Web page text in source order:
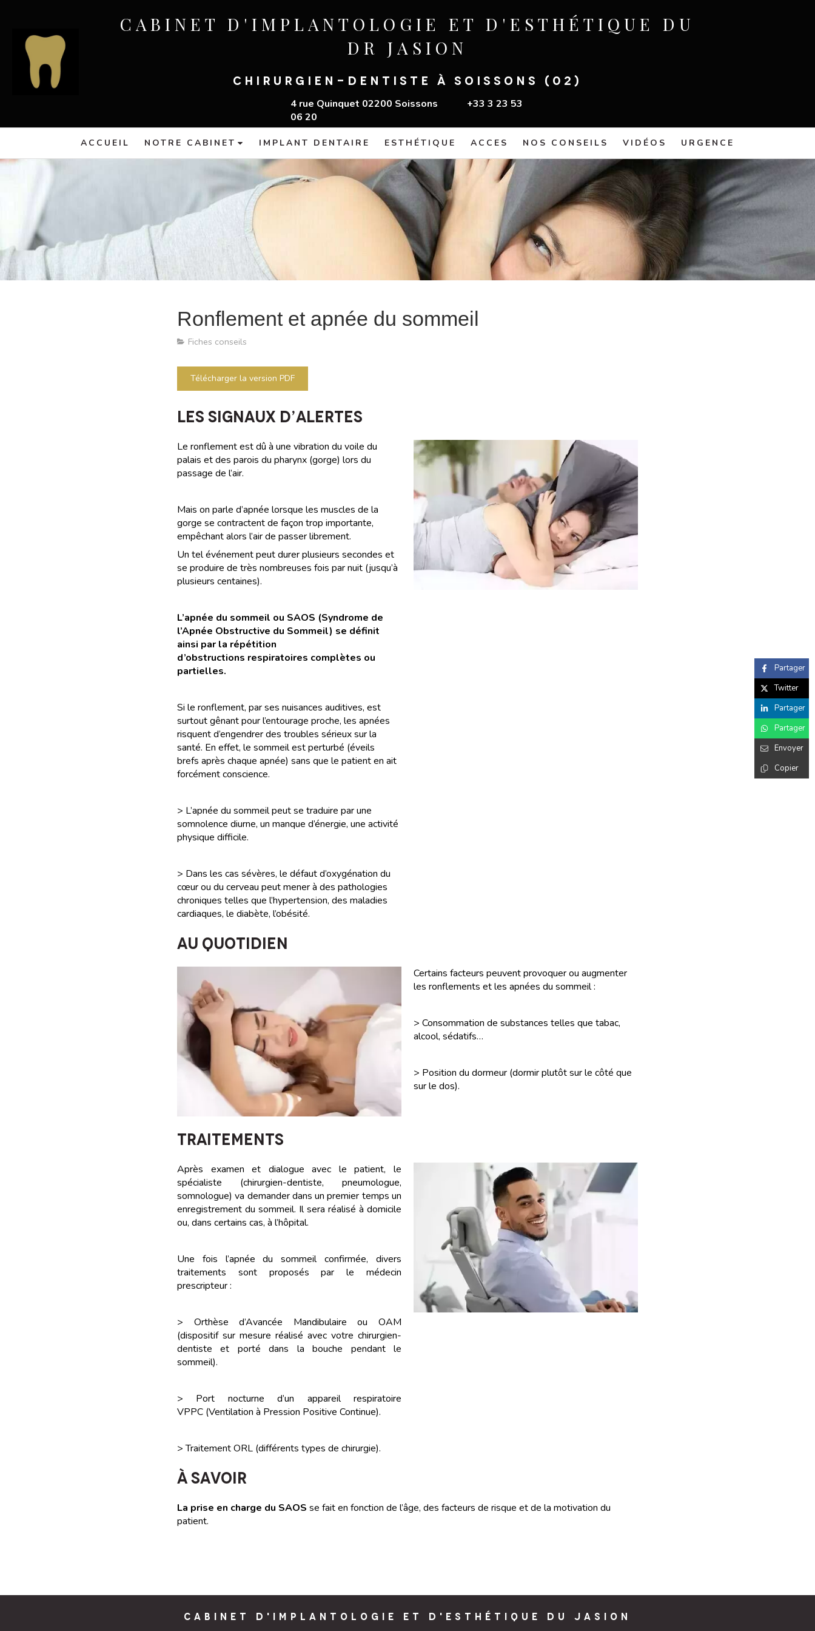
CABINET D'IMPLANTOLOGIE ET D'ESTHÉTIQUE DU
DR JASION
CHIRURGIEN-DENTISTE À SOISSONS (02)
4 rue Quinquet 02200 Soissons +33 3 23 53
06 20
ACCUEIL NOTRE CABINET IMPLANT DENTAIRE ESTHÉTIQUE ACCES NOS CONSEILS VIDÉOS URGENCE
Ronflement et apnée du sommeil
Fiches conseils
Télécharger la version PDF
LES SIGNAUX D’ALERTES
Le ronflement est dû à une vibration du voile du
palais et des parois du pharynx (gorge) lors du
passage de l’air.
Mais on parle d’apnée lorsque les muscles de la
gorge se contractent de façon trop importante,
empêchant alors l’air de passer librement.
Un tel événement peut durer plusieurs secondes et
se produire de très nombreuses fois par nuit (jusqu’à
plusieurs centaines).
L’apnée du sommeil ou SAOS (Syndrome de
l’Apnée Obstructive du Sommeil) se définit
ainsi par la répétition
d’obstructions respiratoires complètes ou
partielles.
Si le ronflement, par ses nuisances auditives, est
surtout gênant pour l’entourage proche, les apnées
risquent d’engendrer des troubles sérieux sur la
santé. En effet, le sommeil est perturbé (éveils
brefs après chaque apnée) sans que le patient en ait
forcément conscience.
> L’apnée du sommeil peut se traduire par une
somnolence diurne, un manque d’énergie, une activité
physique difficile.
> Dans les cas sévères, le défaut d’oxygénation du
cœur ou du cerveau peut mener à des pathologies
chroniques telles que l’hypertension, des maladies
cardiaques, le diabète, l’obésité.
AU QUOTIDIEN
Certains facteurs peuvent provoquer ou augmenter
les ronflements et les apnées du sommeil :
> Consommation de substances telles que tabac,
alcool, sédatifs…
> Position du dormeur (dormir plutôt sur le côté que
sur le dos).
TRAITEMENTS
Après examen et dialogue avec le patient, le
spécialiste (chirurgien-dentiste, pneumologue,
somnologue) va demander dans un premier temps un
enregistrement du sommeil. Il sera réalisé à domicile
ou, dans certains cas, à l’hôpital.
Une fois l’apnée du sommeil confirmée, divers
traitements sont proposés par le médecin
prescripteur :
> Orthèse d’Avancée Mandibulaire ou OAM
(dispositif sur mesure réalisé avec votre chirurgien-
dentiste et porté dans la bouche pendant le
sommeil).
> Port nocturne d’un appareil respiratoire
VPPC (Ventilation à Pression Positive Continue).
> Traitement ORL (différents types de chirurgie).
À SAVOIR
La prise en charge du SAOS se fait en fonction de l’âge, des facteurs de risque et de la motivation du
patient.
Partager
Twitter
Partager
Partager
Envoyer
Copier
CABINET D'IMPLANTOLOGIE ET D'ESTHÉTIQUE DU JASION